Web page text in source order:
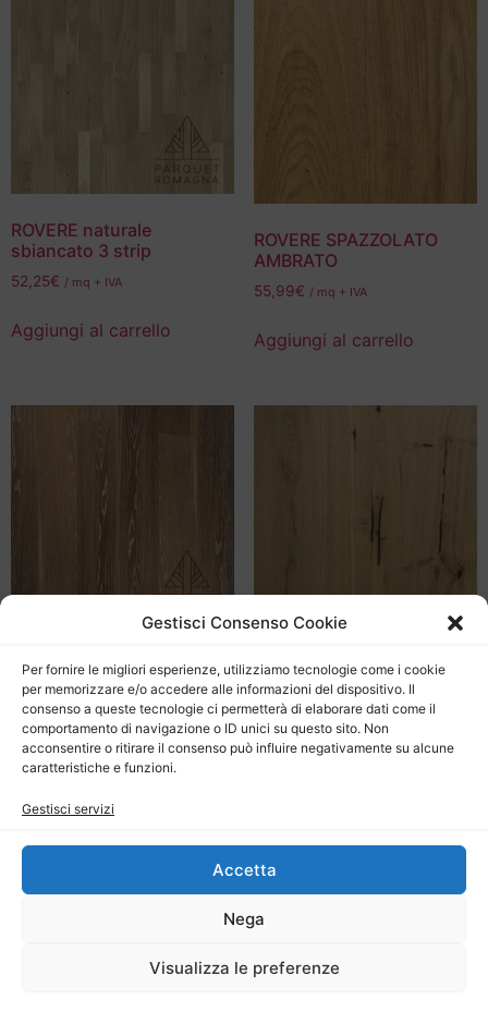
Gestisci Consenso Cookie
Per fornire le migliori esperienze, utilizziamo tecnologie come i cookie
per memorizzare e/o accedere alle informazioni del dispositivo. Il
consenso a queste tecnologie ci permetterà di elaborare dati come il
comportamento di navigazione o ID unici su questo sito. Non
acconsentire o ritirare il consenso può influire negativamente su alcune
caratteristiche e funzioni.
Gestisci servizi
Accetta
Nega
Visualizza le preferenze
ROVERE naturale
sbiancato 3 strip
52,25€ / mq + IVA
Aggiungi al carrello
ROVERE SPAZZOLATO
AMBRATO
55,99€ / mq + IVA
Aggiungi al carrello
ROVERE naturale decapato
3 strip
52,25€ / mq + IVA
Aggiungi al carrello
ROVERE SPAZZOLATO
NATURALE
55,99€ / mq + IVA
Copyright © 2020 – Powered by Parquet Romagna –
e Policy|Termini e condizioni